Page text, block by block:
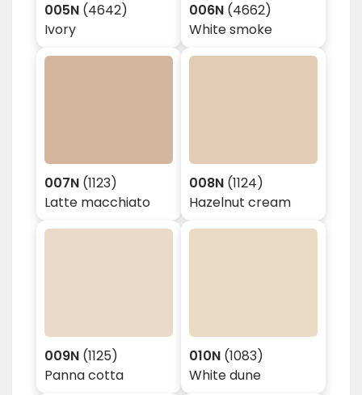
005N (4642)
Ivory
006N (4662)
White smoke
007N (1123)
Latte macchiato
008N (1124)
Hazelnut cream
009N (1125)
Panna cotta
010N (1083)
White dune